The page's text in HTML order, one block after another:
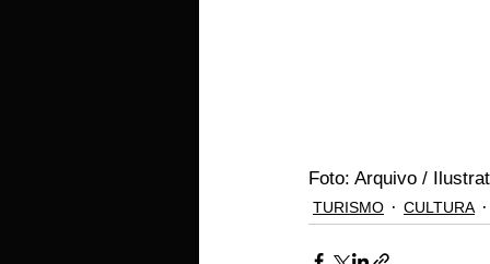
Foto: Arquivo /
TURISMO CULTURA